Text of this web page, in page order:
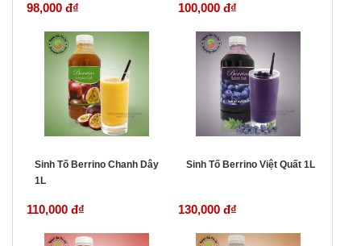
98,000 đ₫ 100,000 đ₫
Sinh Tố Berrino Chanh Dây
1L
110,000 đ₫
Sinh Tố Berrino Việt Quất 1L
130,000 đ₫